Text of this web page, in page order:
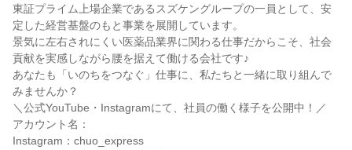
東証プライム上場企業であるスズケングループの一員として、安
定した経営基盤のもと事業を展開しています。
景気に左右されにくい医薬品業界に関わる仕事だからこそ、社会
貢献を実感しながら腰を据えて働ける会社です♪
あなたも「いのちをつなぐ」仕事に、私たちと一緒に取り組んで
みませんか？
＼公式YouTube・Instagramにて、社員の働く様子を公開中！／
アカウント名：
Instagram：chuo_express